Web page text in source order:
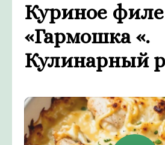
Куриное филе
«Гармошка «.
Кулинарный